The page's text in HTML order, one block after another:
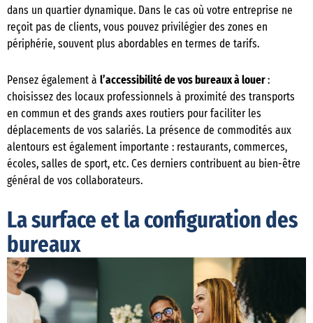
dans un quartier dynamique. Dans le cas où votre entreprise ne
reçoit pas de clients, vous pouvez privilégier des zones en
périphérie, souvent plus abordables en termes de tarifs.
Pensez également à l’accessibilité de vos bureaux à louer:
choisissez des locaux professionnels à proximité des transports
en commun et des grands axes routiers pour faciliter les
déplacements de vos salariés. La présence de commodités aux
alentours est également importante : restaurants, commerces,
écoles, salles de sport, etc. Ces derniers contribuent au bien-être
général de vos collaborateurs.
La surface et la configuration des
bureaux